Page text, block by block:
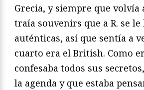
Grecia, y siempre que volvía
traía souvenirs que a R. se le
auténticas, así que sentía a
cuarto era el British. Como
confesaba todos sus
la agenda y que estaba